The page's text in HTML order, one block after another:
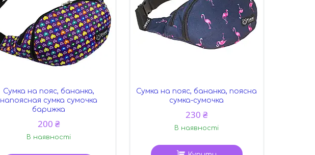
Сумка на пояс, бананка,
напоясная сумка сумочка
барижка
200 ₴
В наявності
Сумка на пояс, бананка, поясна
сумка-сумочка
230 ₴
В наявності